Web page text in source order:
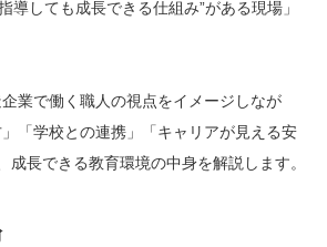
導しても成長できる仕組み”がある現場」
業で働く職人の視点をイメージしなが
「学校との連携」「キャリアが見える安
成長できる教育環境の中身を解説します。